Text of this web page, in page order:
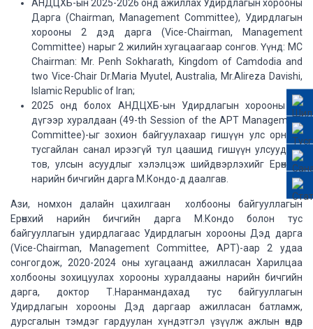
АНДЦХБ-ын 2025-2026 онд ажиллах Удирдлагын хорооны
Дарга (Chairman, Management Committee), Удирдлагын
хорооны 2 дэд дарга (Vice-Chairman, Management
Committee) нарыг 2 жилийн хугацаагаар сонгов. Үүнд: MC
Chairman: Mr. Penh Sokharath, Kingdom of Camdodia and
two Vice-Chair Dr.Maria Myutel, Australia, Mr.Alireza Davishi,
Islamic Republic of Iran;
2025 онд болох АНДЦХБ-ын Удирдлагын хорооны 49
дүгээр хуралдаан (49-th Session of the APT Management
Committee)-ыг зохион байгуулахаар гишүүн улс орнууд
тусгайлан санал ирээгүй тул цаашид гишүүн улсуудтай
тов, улсын асуудлыг хэлэлцэж шийдвэрлэхийг Ерөнхий
нарийн бичгийн дарга М.Кондо-д даалгав.
Ази, номхон далайн цахилгаан холбооны байгууллагын
Ерөнхий нарийн бичгийн дарга М.Кондо болон тус
байгууллагын удирдлагаас Удирдлагын хорооны Дэд дарга
(Vice-Chairman, Management Committee, APT)-аар 2 удаа
сонгогдож, 2020-2024 оны хугацаанд ажилласан Харилцаа
холбооны зохицуулах хорооны хуралдааны нарийн бичгийн
дарга, доктор Т.Наранмандахад тус байгууллагын
Удирдлагын хорооны Дэд даргаар ажилласан батламж,
дурсгалын тэмдэг гардуулан хүндэтгэл үзүүлж ажлын өндөр